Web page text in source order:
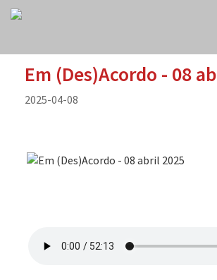
Em (Des)Acordo - 08
2025-04-08